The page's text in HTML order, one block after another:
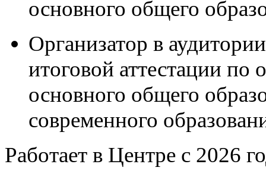
основного общего
Организатор в
итоговой аттестации
основного общего
современного
Работает в Центре с 2026